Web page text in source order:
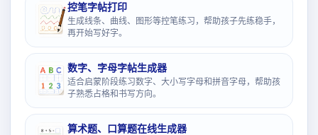
控笔字帖打印
生成线条、曲线、图形等控笔练习，帮助孩子先练稳手，
再开始写好字。
数字、字母字帖生成器
适合启蒙阶段练习数字、大小写字母和拼音字母，帮助孩
子熟悉占格和书写方向。
算术题、口算题在线生成器